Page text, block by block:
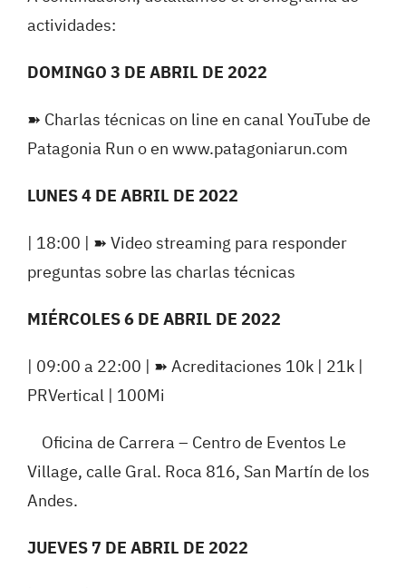
actividades:
DOMINGO 3 DE ABRIL DE 2022
➽ Charlas técnicas on line en canal YouTube de
Patagonia Run o en www.patagoniarun.com
LUNES 4 DE ABRIL DE 2022
| 18:00 | ➽ Video streaming para responder
preguntas sobre las charlas técnicas
MIÉRCOLES 6 DE ABRIL DE 2022
| 09:00 a 22:00 | ➽ Acreditaciones 10k | 21k |
PRVertical | 100Mi
Oficina de Carrera – Centro de Eventos Le
Village, calle Gral. Roca 816, San Martín de los
Andes.
JUEVES 7 DE ABRIL DE 2022